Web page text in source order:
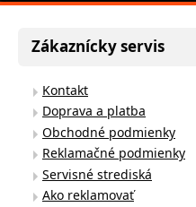
Zákaznícky servis
Kontakt
Doprava a platba
Obchodné podmienky
Reklamačné podmienky
Servisné strediská
Ako reklamovať